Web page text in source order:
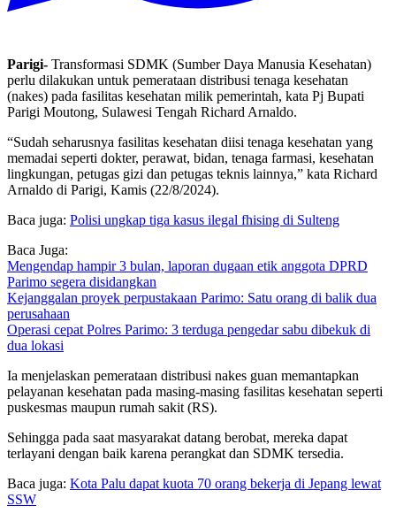
Parigi- Transformasi SDMK (Sumber Daya Manusia Kesehatan)
perlu dilakukan untuk pemerataan distribusi tenaga kesehatan
(nakes) pada fasilitas kesehatan milik pemerintah, kata Pj Bupati
Parigi Moutong, Sulawesi Tengah Richard Arnaldo.
“Sudah seharusnya fasilitas kesehatan diisi tenaga kesehatan yang
memadai seperti dokter, perawat, bidan, tenaga farmasi, kesehatan
lingkungan, petugas gizi dan petugas teknis lainnya,” kata Richard
Arnaldo di Parigi, Kamis (22/8/2024).
Baca juga: Polisi ungkap tiga kasus ilegal fhising di Sulteng
Baca Juga:
Mengendap hampir 3 bulan, laporan dugaan etik anggota DPRD
Parimo segera disidangkan
Kejanggalan proyek perpustakaan Parimo: Satu orang di balik dua
perusahaan
Operasi cepat Polres Parimo: 3 terduga pengedar sabu dibekuk di
dua lokasi
Ia menjelaskan pemerataan distribusi nakes guan memantapkan
pelayanan kesehatan pada masing-masing fasilitas kesehatan seperti
puskesmas maupun rumah sakit (RS).
Sehingga pada saat masyarakat datang berobat, mereka dapat
terlayani dengan baik karena perangkat dan SDMK tersedia.
Baca juga: Kota Palu dapat kuota 70 orang bekerja di Jepang lewat
SSW